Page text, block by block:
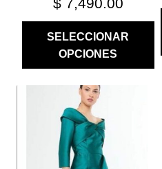
SELECCIONAR
OPCIONES
PRODUCTO
MÚLTIPLES
VARIANTES.